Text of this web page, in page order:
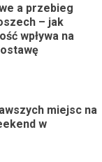
a przebieg
– jak
wpływa na
miejsc na
w